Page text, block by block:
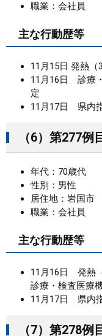
職業：会社員
主な行動歴等
11月15日 発熱（
11月16日 診療
定
11月17日 県内
（6）第277例
年代：70歳代
性別：男性
居住地：岩国市
職業：会社員
主な行動歴等
11月16日 発熱
診療・検査医
11月17日 県内
（7）第278例